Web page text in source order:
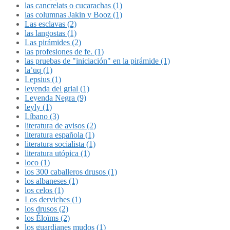
las cancrelats o cucarachas (1)
las columnas Jakin y Booz (1)
Las esclavas (2)
las langostas (1)
Las pirámides (2)
las profesiones de fe. (1)
las pruebas de "iniciación" en la pirámide (1)
laʿūq (1)
Lepsius (1)
leyenda del grial (1)
Leyenda Negra (9)
leyly (1)
Líbano (3)
literatura de avisos (2)
literatura española (1)
literatura socialista (1)
literatura utópica (1)
loco (1)
los 300 caballeros drusos (1)
los albaneses (1)
los celos (1)
Los derviches (1)
los drusos (2)
los Éloïms (2)
los guardianes mudos (1)